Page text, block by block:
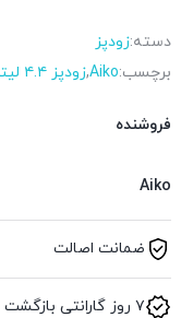
دسته:زودپز
برچسب:Aiko
,زودپز ۴.۴ لیتر
فروشنده
Aiko
ضمانت اصالت
۷ روز گارانتی بازگشت وجه